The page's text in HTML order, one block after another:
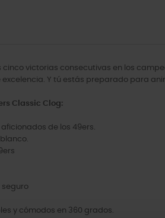
cinco victorias consecutivas en los
Y tú estás preparado para
Classic Clog:
de los 49ers.
seguro
y cómodos en 360 grados.